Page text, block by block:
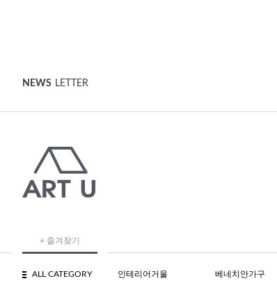
NEWS LETTER
+ 즐겨찾기
ALL CATEGORY 인테리어거울 베네치안가구